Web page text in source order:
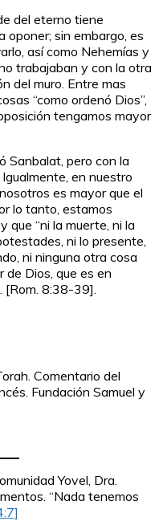
del eterno tiene
oponer; sin embargo, es
así como Nehemías y
trabajaban y con la otra
del muro. Entre mas
“como ordenó Dios”,
tengamos mayor
Sanbalat, pero con la
en nuestro
es mayor que el
lo tanto, estamos
que “ni la muerte, ni la
ni lo presente,
ni ninguna otra cosa
de Dios, que es en
[Rom. 8:38-39].
Comentario del
Fundación Samuel y
Yovel, Dra.
“Nada tenemos